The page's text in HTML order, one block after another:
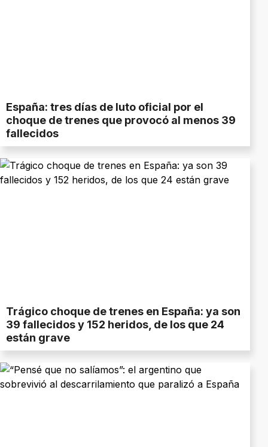
España: tres días de luto oficial por el
choque de trenes que provocó al menos 39
fallecidos
Trágico choque de trenes en España: ya son
39 fallecidos y 152 heridos, de los que 24
están grave